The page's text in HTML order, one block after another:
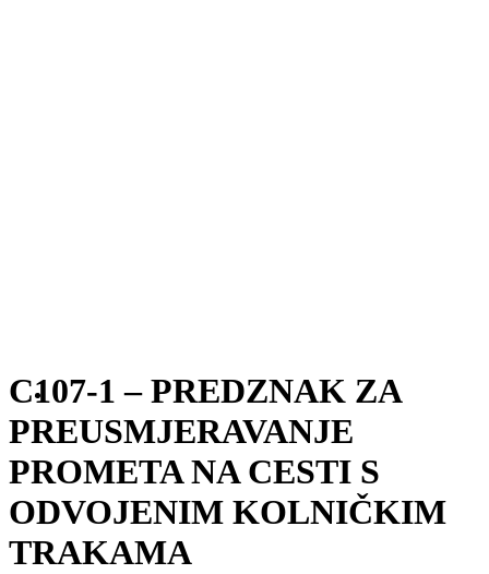
C107-1 – PREDZNAK ZA
PREUSMJERAVANJE
PROMETA NA CESTI S
ODVOJENIM KOLNIČKIM
TRAKAMA